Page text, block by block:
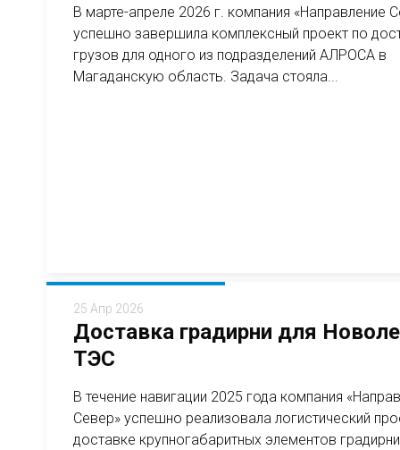
В марте-апреле 2026 г. компания «Направление
успешно завершила комплексный проект по
грузов для одного из подразделений АЛРОСА в
Магаданскую область. Задача стояла...
25 Апр 2026
Доставка градирни для
ТЭС
В течение навигации 2025 года компания
Север» успешно реализовала логистический
доставке крупногабаритных элементов